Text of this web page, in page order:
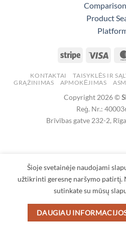
Stripe Visa
KONTAKTAI TAISYKLĖS IR
GRĄŽINIMAS
APMOKĖJIMAS
Copyright 2026 ©
Reģ. Nr.:
Brīvības gatve 232-2,
Šioje svetainėje naudojami
užtikrinti geresnę naršymo patirtį.
sutinkate su mūsų
DAUGIAU